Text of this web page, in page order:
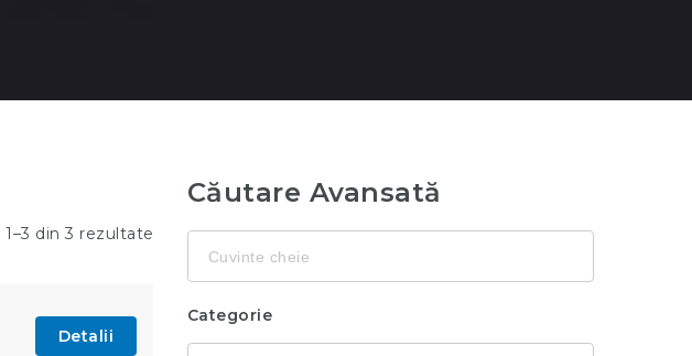
1–3 din 3 rezultate
Detalii
Căutare Avansată
cheie
Categorie